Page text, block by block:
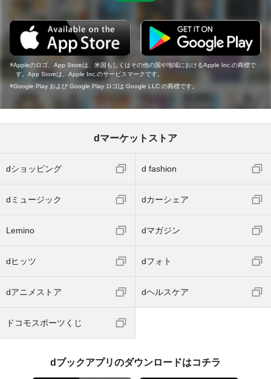
Appleのロゴ、App Storeは、米国もしくはその他の国や地域におけるApple Inc.の商標で
す。App Storeは、Apple Inc.のサービスマークです。
Google Play および Google Play ロゴは Google LLC の商標です。
dマーケットストア
dショッピング d fashion
dミュージック dカーシェア
Lemino dマガジン
dヒッツ dフォト
dアニメストア dヘルスケア
ドコモスポーツくじ
dブックアプリのダウンロードはコチラ